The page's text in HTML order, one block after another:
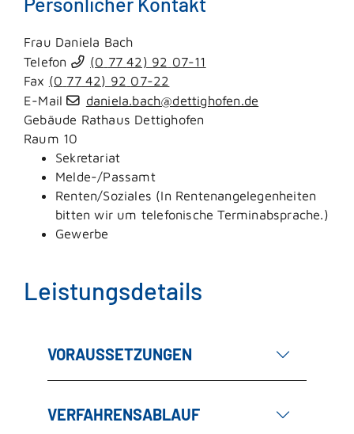
Frau Daniela Bach
Telefon
(0 77 42) 92 07-11
Fax (0 77 42) 92 07-22
E-Mail
daniela.bach@dettighofen.de
Gebäude Rathaus Dettighofen
Raum 10
Sekretariat
Melde-/Passamt
Renten/Soziales (In Rentenangelegenheiten
bitten wir um telefonische Terminabsprache.)
Gewerbe
Leistungsdetails
VORAUSSETZUNGEN
VERFAHRENSABLAUF